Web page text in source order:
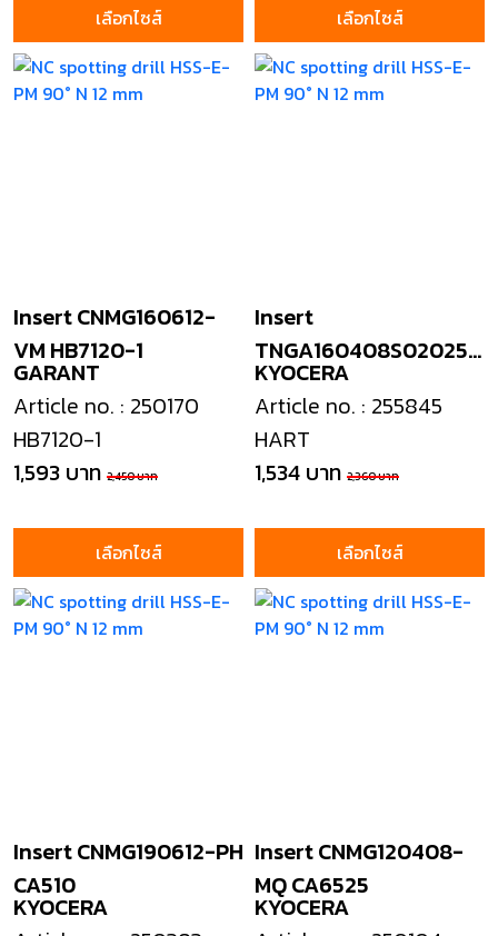
เลือกไซส์ เลือกไซส์
GARANT
Insert CNMG160612-
VM HB7120-1
Article no. : 250170
HB7120-1
1,593 บาท 2,450 บาท
เลือกไซส์
KYOCERA
Insert
TNGA160408S02025
PT600M
Article no. : 255845
HART
1,534 บาท 2,360 บาท
เลือกไซส์
KYOCERA
Insert CNMG190612-PH
CA510
KYOCERA
Insert CNMG120408-
MQ CA6525